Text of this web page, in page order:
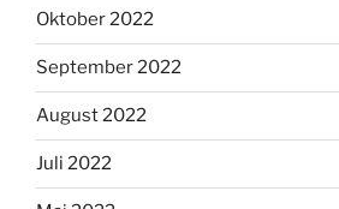
Oktober 2022
September 2022
August 2022
Juli 2022